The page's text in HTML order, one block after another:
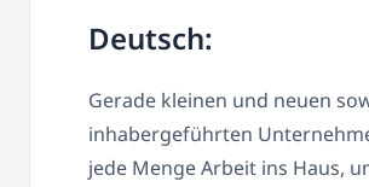
Deutsch:
Gerade kleinen und neuen
inhabergeführten
jede Menge Arbeit ins Haus,